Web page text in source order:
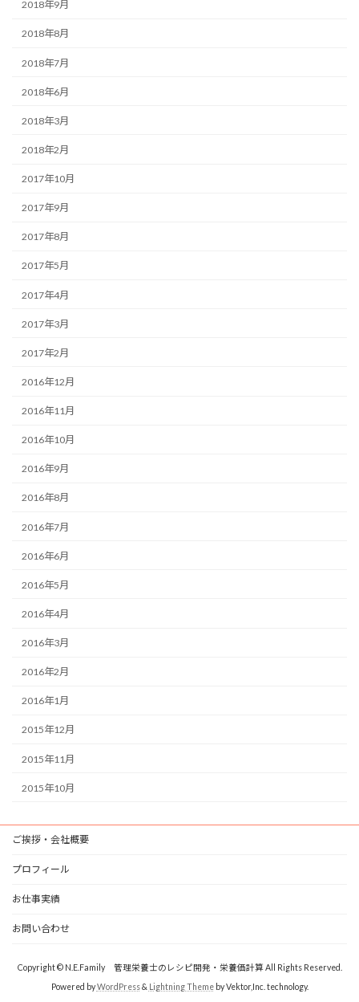
2018年9月
2018年8月
2018年7月
2018年6月
2018年3月
2018年2月
2017年10月
2017年9月
2017年8月
2017年5月
2017年4月
2017年3月
2017年2月
2016年12月
2016年11月
2016年10月
2016年9月
2016年8月
2016年7月
2016年6月
2016年5月
2016年4月
2016年3月
2016年2月
2016年1月
2015年12月
2015年11月
2015年10月
ご挨拶・会社概要
プロフィール
お仕事実績
お問い合わせ
Copyright © N.E.Family 管理栄養士のレシピ開発・栄養価計算 All Rights Reserved.
Powered byWordPress& Lightning Themeby Vektor,Inc. technology.